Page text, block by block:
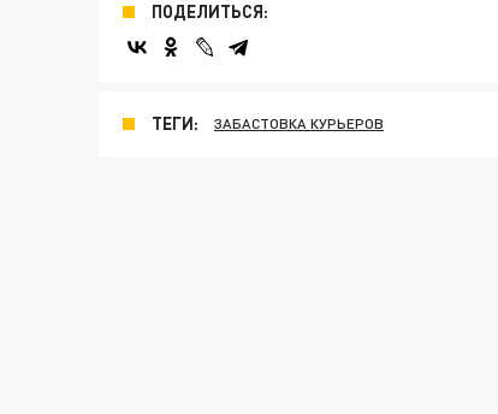
ПОДЕЛИТЬСЯ:
ТЕГИ: ЗАБАСТОВКА КУРЬЕРОВ